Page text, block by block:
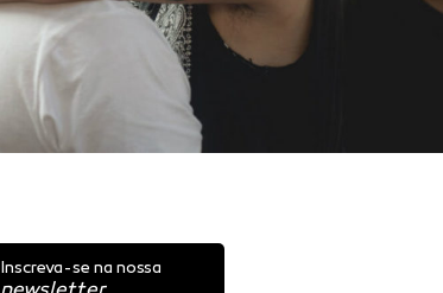
Inscreva-se na nossa